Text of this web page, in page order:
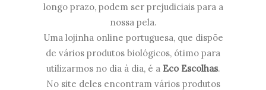
longo prazo, podem ser prejudiciais para a
nossa pela.
Uma lojinha online portuguesa, que dispõe
de vários produtos biológicos, ótimo para
utilizarmos no dia à dia, é a Eco Escolhas.
No site deles encontram vários produtos